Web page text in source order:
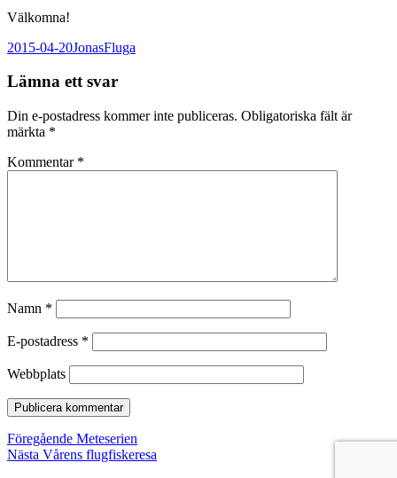
Välkomna!
Postat
2015-04-20Författare
JonasKategorier
Fluga
Lämna ett svar
Din e-postadress kommer inte publiceras. Obligatoriska fält är
märkta *
Kommentar *
Namn *
E-postadress *
Webbplats
Inläggsnavigering
Föregående Föregående
inlägg:
Meteserien
Nästa Nästa
Vårens flugfiskeresa